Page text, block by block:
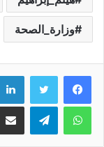
وزارة_الصحة
فيسبوك تويتر
واتساب تيلقرام